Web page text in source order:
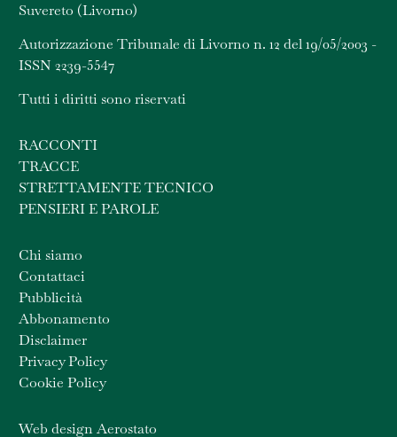
Suvereto (Livorno)
Autorizzazione Tribunale di Livorno n. 12 del 19/05/2003 -
ISSN 2239-5547
Tutti i diritti sono riservati
RACCONTI
TRACCE
STRETTAMENTE TECNICO
PENSIERI E PAROLE
Chi siamo
Contattaci
Pubblicità
Abbonamento
Disclaimer
Privacy Policy
Cookie Policy
Web design Aerostato